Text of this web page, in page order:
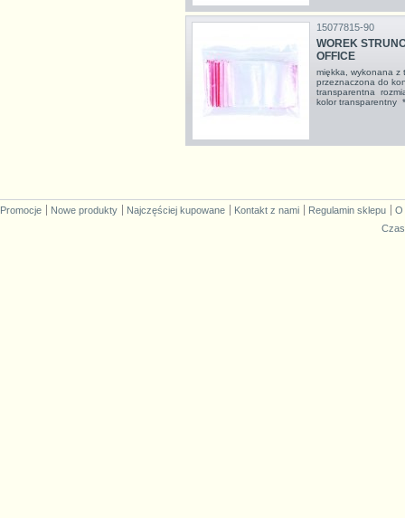
15077815-90
WOREK
OFFICE
miękka, wykonana z
przeznaczona do
transparentna
kolor transparentny
Promocje Nowe produkty Najczęściej kupowane Kontakt z nami Regulamin sklepu
O